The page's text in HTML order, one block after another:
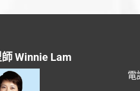
Winnie Lam
電